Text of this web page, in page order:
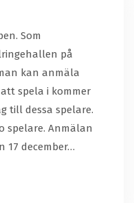
Som
på
kan anmäla
spela i kommer
till dessa spelare.
spelare. Anmälan
17 december…